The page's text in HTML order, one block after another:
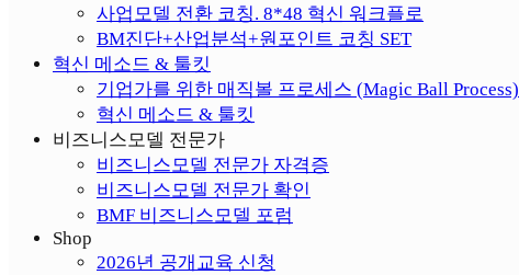
사업모델 전환 코칭. 8*48 혁신 워크플로
BM진단+산업분석+원포인트 코칭 SET
혁신 메소드 & 툴킷
기업가를 위한 매직볼 프로세스 (Magic Ball Process)
혁신 메소드 & 툴킷
비즈니스모델 전문가
비즈니스모델 전문가 자격증
비즈니스모델 전문가 확인
BMF 비즈니스모델 포럼
Shop
2026년 공개교육 신청